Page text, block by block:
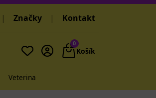
| Značky | Kontakt
0
Košík
Veterina